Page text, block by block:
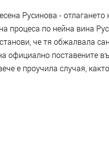
Русинова - отлагането
процеса по нейна вина
че тя обжалвала
официално поставените
е проучила случая,